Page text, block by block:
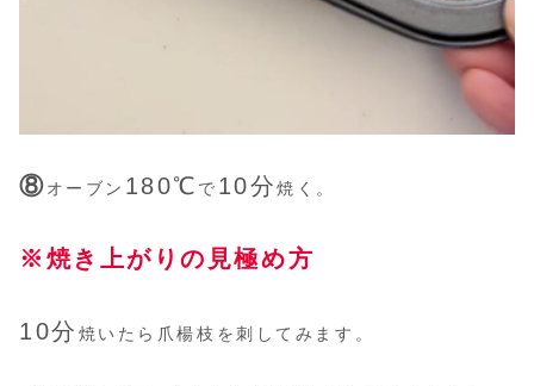
⑧オーブン 180℃ で 10分焼く。
※焼き上がりの見極め方
10分 焼いたら爪楊枝を刺してみます。